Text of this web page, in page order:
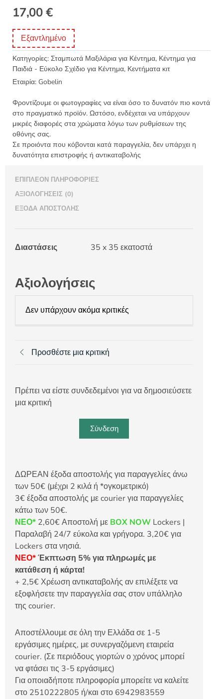
17,00€
Εξαντλημένο
Κατηγορίες: Σταμπωτά Μαξιλάρια για Κέντημα, Κέντημα για
Παιδιά - Εύκολο Σχέδιο για Κέντημα, Κεντήματα κιτ
Εταιρία: Gobelin
Φροντίζουμε οι φωτογραφίες να είναι όσο το δυνατόν πιο κοντά
στο πραγματικό προϊόν. Ωστόσο, ενδέχεται να υπάρχουν
μικρές διαφορές στα χρώματα λόγω των ρυθμίσεων της
οθόνης σας.
Σε προιόντα που κόβονται κατά παραγγελία, δεν υπάρχει η
δυνατότητα επιστροφής ή αντικαταβολής
ΕΠΙΠΛΈΟΝ ΠΛΗΡΟΦΟΡΊΕΣ
ΑΞΙΟΛΟΓΉΣΕΙΣ (0)
ΈΞΟΔΑ ΑΠΟΣΤΟΛΉΣ
Διαστάσεις 35 x 35 εκατοστά
Αξιολογήσεις
Δεν υπάρχουν ακόμα κριτικές
Προσθέστε μια κριτική
Πρέπει να είστε συνδεδεμένοι για να δημοσιεύσετε
μια κριτική
Σύνδεση
ΔΩΡΕΑΝ έξοδα αποστολής για παραγγελίες άνω
των 50€ (μέχρι 2 κιλά ή *ογκομετρικό)
3€ έξοδα αποστολής με courier για παραγγελίες
κάτω των 50€.
ΝΕΟ* 2,60€ Αποστολή με BOX NOW Lockers |
Παραλαβή 24/7 εύκολα και γρήγορα. 3,20€ για
Lockers στα νησιά.
ΝΕΟ*Έκπτωση 5% για πληρωμές με
κατάθεση ή κάρτα!
+ 2,5€ Χρέωση αντικαταβολής αν επιλέξετε να
εξοφλήσετε την παραγγελία σας στον υπάλληλο
της courier.
Αποστέλλουμε σε όλη την Ελλάδα σε 1-5
εργάσιμες ημέρες, με συνεργαζόμενη εταιρεία
courier. (Σε περιόδους γιορτών ο χρόνος μπορεί
να φτάσει τις 3-5 εργάσιμες)
Για οποιαδήποτε πληροφορία μπορείτε να καλείτε
στο 2510222805 ή/και στο 6942983559